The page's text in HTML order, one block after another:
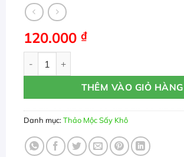
120.000 ₫
THÊM VÀO GIỎ HÀNG
Danh mục:Thảo Mộc Sấy Khô